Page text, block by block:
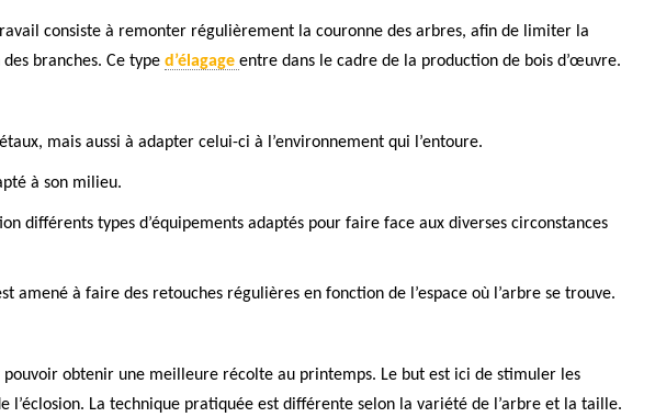
consiste à remonter régulièrement la couronne des arbres, afin de limiter la
branches. Ce type d’élagage entre dans le cadre de la production de bois d’œuvre.
mais aussi à adapter celui-ci à l’environnement qui l’entoure.
à son milieu.
différents types d’équipements adaptés pour faire face aux diverses circonstances
amené à faire des retouches régulières en fonction de l’espace où l’arbre se trouve.
obtenir une meilleure récolte au printemps. Le but est ici de stimuler les
La technique pratiquée est différente selon la variété de l’arbre et la taille.